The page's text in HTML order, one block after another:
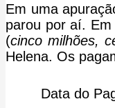
Em uma
parou por aí.
(cinco milhões,
Helena. Os
Data do